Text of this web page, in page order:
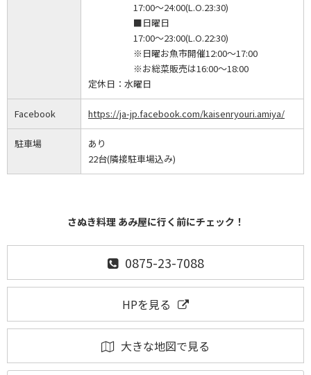
17:00～24:00(L.O.23:30)
■日曜日
17:00～23:00(L.O.22:30)
※日曜お魚市開催12:00～17:00
※お総菜販売は16:00～18:00
定休日： 水曜日
Facebook https://ja-jp.facebook.com/kaisenryouri.amiya/
駐車場
あり
22台(隣接駐車場込み)
さぬき料理 あみ屋に行く前にチェック！
0875-23-7088
HPを見る
大きな地図で見る